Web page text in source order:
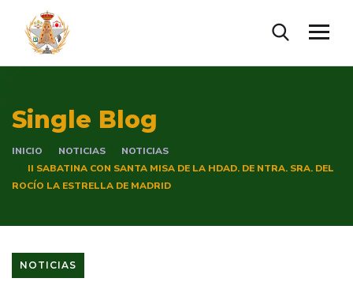
Single Blog
INICIO NOTICIAS
NOTICIAS
II SABATINA CON SANTA MISA DE LA HDAD. DE NTRA. SRA. DEL
ROCÍO LA ESTRELLA DE MADRID
NOTICIAS